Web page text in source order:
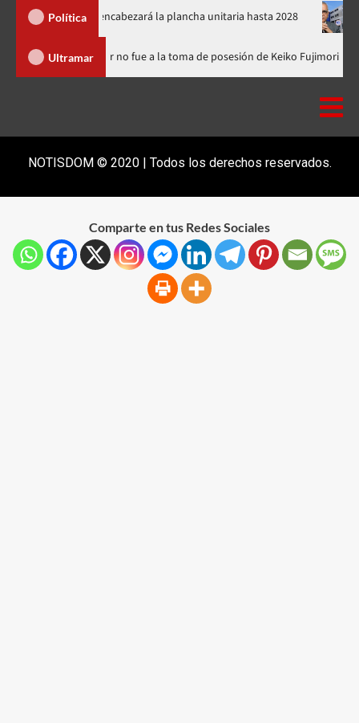
Política
PRM y encabezará la plancha unitaria hasta 2028 Carlos
Ultramar Luis Abinader no fue a la toma de posesión de Keiko
NOTISDOM © 2020 | Todos los derechos reservados.
Comparte en tus Redes Sociales